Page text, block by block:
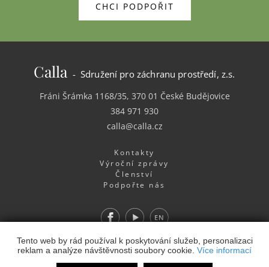
Tento web by rád používal k poskytování služeb, personalizaci
reklam a analýze návštěvnosti soubory cookie. Více informací
CHCI PODPOŘIT
Calla- Sdružení pro záchranu prostředí, z.s.
Fráni Šrámka 1168/35, 370 01 České Budějovice
384 971 930
calla@calla.cz
Kontakty
Výroční zprávy
Členství
Podpořte nás
FacebookYoutube EN
Webdesign& Webhosting&publikační systém Toolkit-
Studio